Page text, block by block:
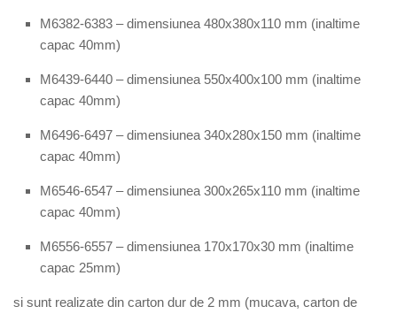
M6382-6383 – dimensiunea 480x380x110 mm (inaltime
capac 40mm)
M6439-6440 – dimensiunea 550x400x100 mm (inaltime
capac 40mm)
M6496-6497 – dimensiunea 340x280x150 mm (inaltime
capac 40mm)
M6546-6547 – dimensiunea 300x265x110 mm (inaltime
capac 40mm)
M6556-6557 – dimensiunea 170x170x30 mm (inaltime
capac 25mm)
si sunt realizate din carton dur de 2 mm (mucava, carton de